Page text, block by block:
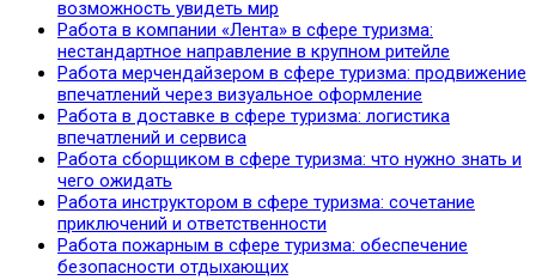
возможность увидеть мир
Работа в компании «Лента» в сфере туризма:
нестандартное направление в крупном ритейле
Работа мерчендайзером в сфере туризма: продвижение
впечатлений через визуальное оформление
Работа в доставке в сфере туризма: логистика
впечатлений и сервиса
Работа сборщиком в сфере туризма: что нужно знать и
чего ожидать
Работа инструктором в сфере туризма: сочетание
приключений и ответственности
Работа пожарным в сфере туризма: обеспечение
безопасности отдыхающих